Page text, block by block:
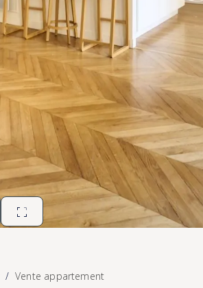
Vente appartement